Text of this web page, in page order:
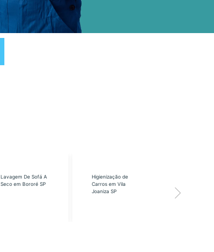
Lavagem De Sofá A
Seco em Bororé SP
Higienização de
Carros em Vila
Joaniza SP